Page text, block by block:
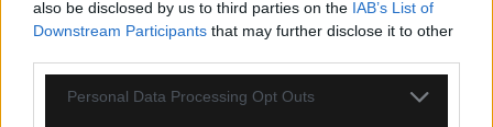
also be disclosed by us to third parties on the IAB’s List of
Downstream Participants that may further disclose it to other
Please note that this website/app uses one or more Google
Personal Data Processing Opt Outs